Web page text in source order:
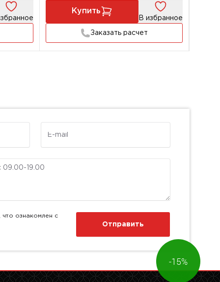
Купить
В избранное
Заказать расчет
ознакомлен с
Отправить
-15%